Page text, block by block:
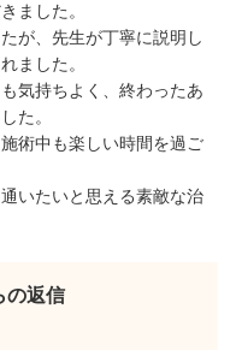
ました。
が、先生が丁寧に説明し
ました。
気持ちよく、終わったあ
た。
術中も楽しい時間を過ご
いたいと思える素敵な治
の返信